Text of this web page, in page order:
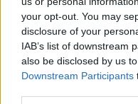
your opt-out. You may
disclosure of your
IAB’s list of downstream
also be disclosed by us
Downstream Participants
Χρηματιστήριο Αθηνών:
Εβδομαδιαία άνοδος 1,76%,
του έτους